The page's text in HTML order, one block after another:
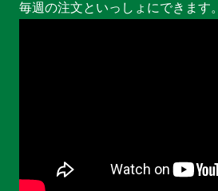
毎週の注文といっしょにできます。